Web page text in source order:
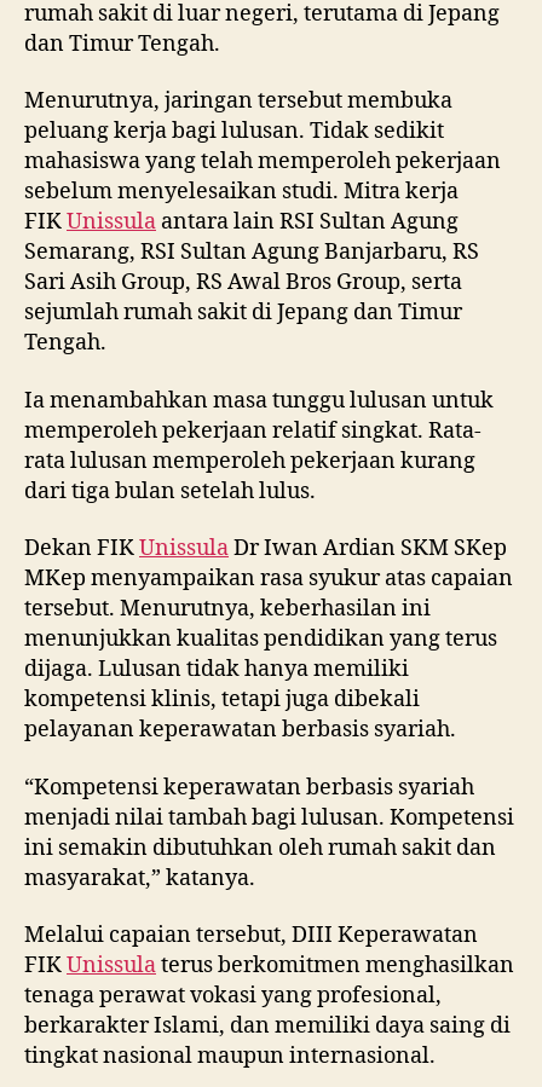
rumah sakit di luar negeri, terutama di Jepang
dan Timur Tengah.
Menurutnya, jaringan tersebut membuka
peluang kerja bagi lulusan. Tidak sedikit
mahasiswa yang telah memperoleh pekerjaan
sebelum menyelesaikan studi. Mitra kerja
FIKUnissula antara lain RSI Sultan Agung
Semarang, RSI Sultan Agung Banjarbaru, RS
Sari Asih Group, RS Awal Bros Group, serta
sejumlah rumah sakit di Jepang dan Timur
Tengah.
Ia menambahkan masa tunggu lulusan untuk
memperoleh pekerjaan relatif singkat. Rata-
rata lulusan memperoleh pekerjaan kurang
dari tiga bulan setelah lulus.
Dekan FIKUnissulaDr Iwan Ardian SKM SKep
MKep menyampaikan rasa syukur atas capaian
tersebut. Menurutnya, keberhasilan ini
menunjukkan kualitas pendidikan yang terus
dijaga. Lulusan tidak hanya memiliki
kompetensi klinis, tetapi juga dibekali
pelayanan keperawatan berbasis syariah.
“Kompetensi keperawatan berbasis syariah
menjadi nilai tambah bagi lulusan. Kompetensi
ini semakin dibutuhkan oleh rumah sakit dan
masyarakat,” katanya.
Melalui capaian tersebut, DIII Keperawatan
FIKUnissulaterus berkomitmen menghasilkan
tenaga perawat vokasi yang profesional,
berkarakter Islami, dan memiliki daya saing di
tingkat nasional maupun internasional.